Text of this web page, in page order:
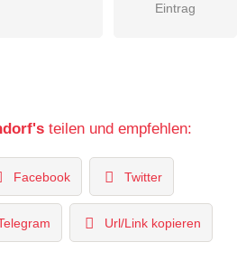
Eintrag
teilen und empfehlen:
Facebook Twitter
Url/Link kopieren